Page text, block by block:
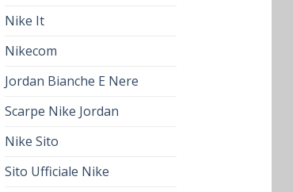
Nike It
Nikecom
Jordan Bianche E Nere
Scarpe Nike Jordan
Nike Sito
Sito Ufficiale Nike